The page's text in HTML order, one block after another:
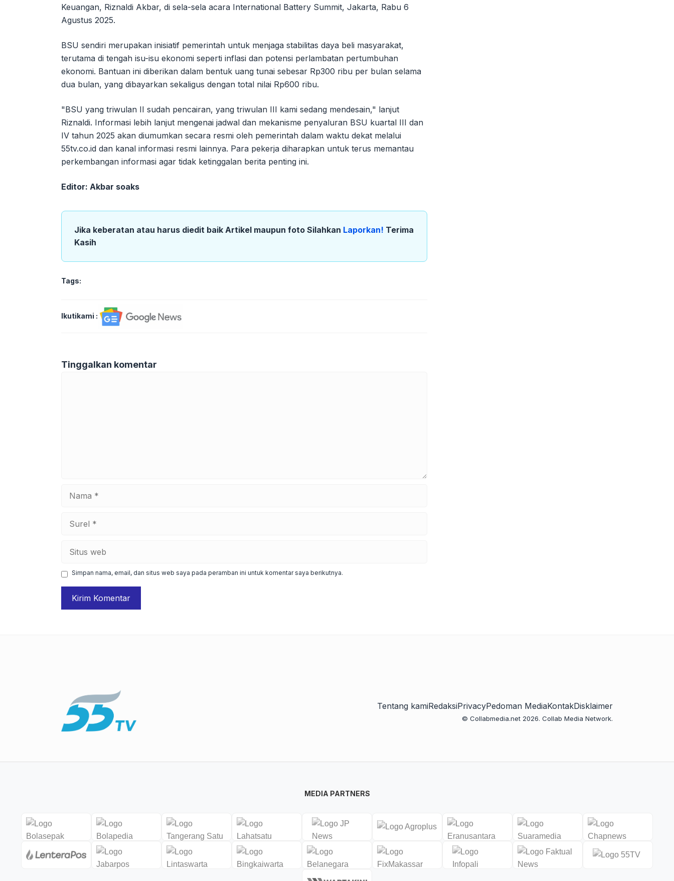
Keuangan, Riznaldi Akbar, di sela-sela acara International Battery Summit, Jakarta, Rabu 6
Agustus 2025.
BSU sendiri merupakan inisiatif pemerintah untuk menjaga stabilitas daya beli masyarakat,
terutama di tengah isu-isu ekonomi seperti inflasi dan potensi perlambatan pertumbuhan
ekonomi. Bantuan ini diberikan dalam bentuk uang tunai sebesar Rp300 ribu per bulan selama
dua bulan, yang dibayarkan sekaligus dengan total nilai Rp600 ribu.
"BSU yang triwulan II sudah pencairan, yang triwulan III kami sedang mendesain," lanjut
Riznaldi. Informasi lebih lanjut mengenai jadwal dan mekanisme penyaluran BSU kuartal III dan
IV tahun 2025 akan diumumkan secara resmi oleh pemerintah dalam waktu dekat melalui
55tv.co.id dan kanal informasi resmi lainnya. Para pekerja diharapkan untuk terus memantau
perkembangan informasi agar tidak ketinggalan berita penting ini.
Editor: Akbar soaks
Jika keberatan atau harus diedit baik Artikel maupun foto Silahkan Laporkan! Terima
Kasih
Tags:
Ikutikami :
Tinggalkan komentar
web
Simpan nama, email, dan situs web saya pada peramban ini untuk komentar saya berikutnya.
Tentang kamiRedaksiPrivacyPedoman MediaKontakDisklaimer
© Collabmedia.net 2026. Collab Media Network.
MEDIA PARTNERS